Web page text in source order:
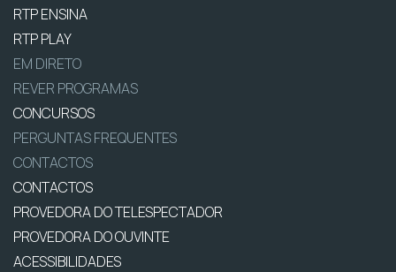
RTP ENSINA
RTP PLAY
EM DIRETO
REVER PROGRAMAS
CONCURSOS
PERGUNTAS FREQUENTES
CONTACTOS
CONTACTOS
PROVEDORA DO TELESPECTADOR
PROVEDORA DO OUVINTE
ACESSIBILIDADES